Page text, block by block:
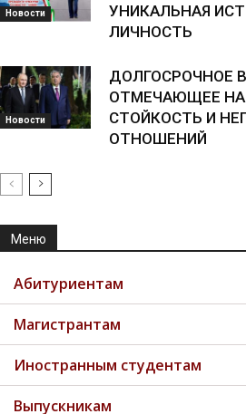
Новости
УНИКАЛЬНАЯ
ЛИЧНОСТЬ
Новости
ДОЛГОСРОЧНОЕ
ОТМЕЧАЮЩЕЕ
СТОЙКОСТЬ И
ОТНОШЕНИЙ
Меню
Абитуриентам
Магистрантам
Иностранным студентам
Выпускникам